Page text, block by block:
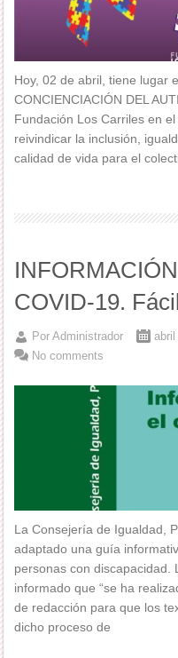
Hoy, 02 de abril, tiene lugar
CONCIENCIACIÓN DEL
Fundación Los Carriles en
reivindicar la inclusión,
calidad de vida para el
COVID-19.
PorAdministrador
No comments
La Consejería de Igualdad,
adaptado una guía
personas con discapacidad.
informado que “se ha
de redacción para que los
dicho proceso de